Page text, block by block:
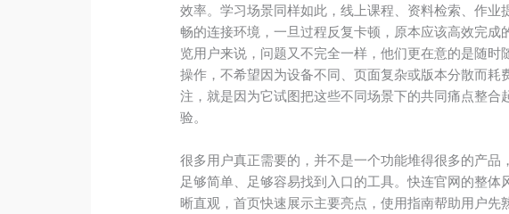
效率。学习场景同样如此，线上课程、资料检索、作业
畅的连接环境，一旦过程反复卡顿，原本应该高效完成
览用户来说，问题又不完全一样，他们更在意的是随
操作，不希望因为设备不同、页面复杂或版本分散而耗
注，就是因为它试图把这些不同场景下的共同痛点整合
验。
很多用户真正需要的，并不是一个功能堆得很多的产品
足够简单、足够容易找到入口的工具。快连官网的整
晰直观，首页快速展示主要亮点，使用指南帮助用户先